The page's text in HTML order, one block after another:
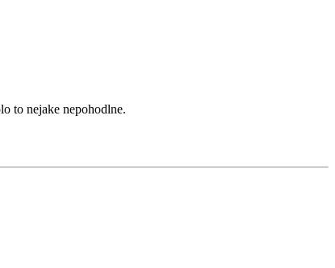
to nejake nepohodlne.